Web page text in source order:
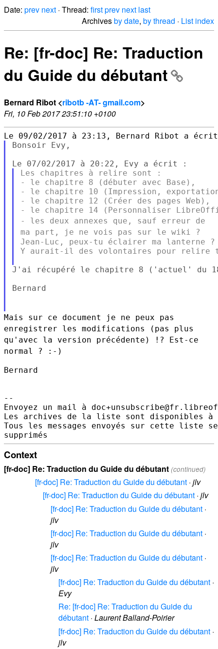
Date: prev next · Thread: firstprev next last
Archivesby date, by thread · List index
Re: [fr-doc] Re: Traduction
du Guide du débutant
Bernard Ribot <ribotb -AT- gmail.com>
Fri, 10 Feb 2017 23:51:10 +0100
Bonsoir Evy,
Les chapitres à relire sont :
- le chapitre 8 (débuter avec Base),
- le chapitre 10 (Impression,
- le chapitre 12 (Créer des pages Web),
- les deux annexes que, sauf erreur de
ma part, je ne vois pas sur le wiki ?
Jean-Luc, peux-tu éclairer ma lanterne
Y aurait-il des volontaires pour relire
J'ai récupéré le chapitre 8 ('actuel' du
Bernard
Mais sur ce document je ne peux pas
enregistrer les modifications (pas plus
qu'avec la version précédente) !? Est-ce
normal ? :-)
Bernard
--
Envoyez un mail à
Les archives de la liste sont disponibles à
Tous les messages envoyés sur cette liste
Context
[fr-doc] Re: Traduction du Guide du débutant (continued)
[fr-doc] Re: Traduction du Guide du débutant · jlv
[fr-doc] Re: Traduction du Guide du débutant · jlv
[fr-doc] Re: Traduction du Guide du débutant ·
jlv
[fr-doc] Re: Traduction du Guide du débutant ·
jlv
[fr-doc] Re: Traduction du Guide du débutant ·
jlv
[fr-doc] Re: Traduction du Guide du débutant ·
Evy
Re: [fr-doc] Re: Traduction du Guide du
débutant · Laurent Balland-Poirier
[fr-doc] Re: Traduction du Guide du débutant ·
jlv